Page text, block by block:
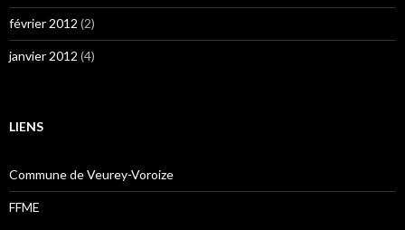
février 2012 (2)
janvier 2012 (4)
LIENS
Commune de Veurey-Voroize
FFME